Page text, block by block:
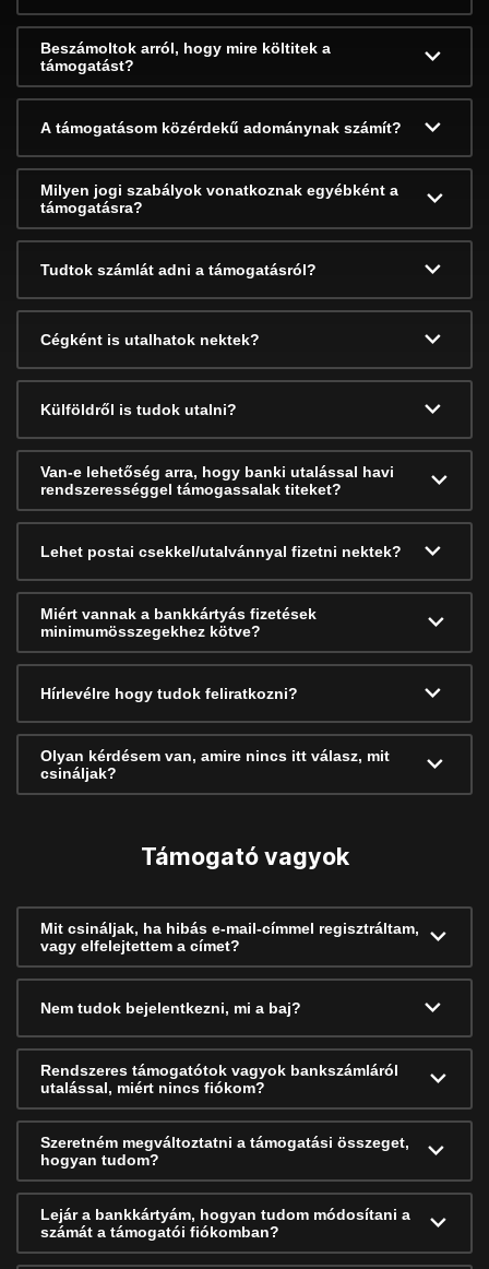
Beszámoltok arról, hogy mire költitek a
támogatást?
A támogatásom közérdekű adománynak számít?
Milyen jogi szabályok vonatkoznak egyébként a
támogatásra?
Tudtok számlát adni a támogatásról?
Cégként is utalhatok nektek?
Külföldről is tudok utalni?
Van-e lehetőség arra, hogy banki utalással havi
rendszerességgel támogassalak titeket?
Lehet postai csekkel/utalvánnyal fizetni nektek?
Miért vannak a bankkártyás fizetések
minimumösszegekhez kötve?
Hírlevélre hogy tudok feliratkozni?
Olyan kérdésem van, amire nincs itt válasz, mit
csináljak?
Támogató vagyok
Mit csináljak, ha hibás e-mail-címmel regisztráltam,
vagy elfelejtettem a címet?
Nem tudok bejelentkezni, mi a baj?
Rendszeres támogatótok vagyok bankszámláról
utalással, miért nincs fiókom?
Szeretném megváltoztatni a támogatási összeget,
hogyan tudom?
Lejár a bankkártyám, hogyan tudom módosítani a
számát a támogatói fiókomban?